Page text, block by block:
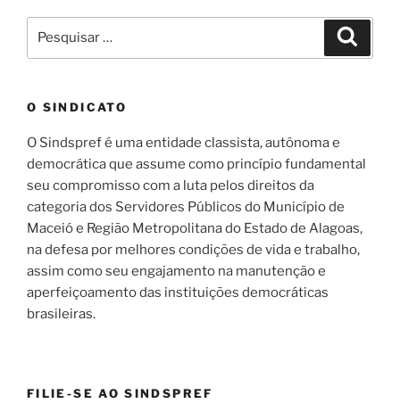
por:
O SINDICATO
O Sindspref é uma entidade classista, autônoma e
democrática que assume como princípio fundamental
seu compromisso com a luta pelos direitos da
categoria dos Servidores Públicos do Município de
Maceió e Região Metropolitana do Estado de Alagoas,
na defesa por melhores condições de vida e trabalho,
assim como seu engajamento na manutenção e
aperfeiçoamento das instituições democráticas
brasileiras.
FILIE-SE AO SINDSPREF